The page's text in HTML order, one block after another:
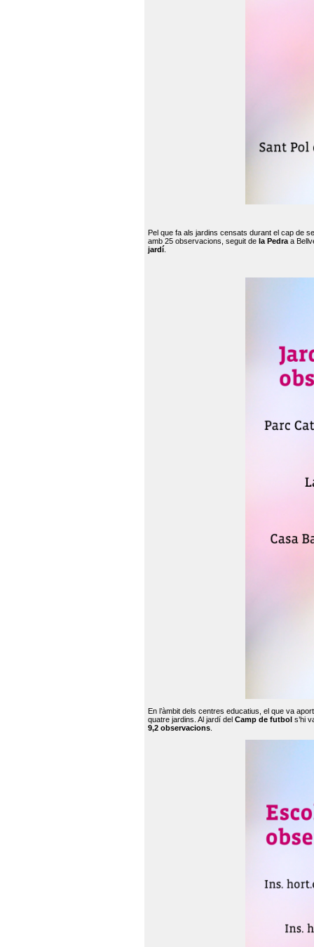
Pel que fa als jardins censats durant el cap de
amb 25 observacions, seguit de la Pedra a
jardí
En l’àmbit dels centres educatius, el que va
quatre jardins. Al jardí del Camp de futbol s’hi
9,2 observacions